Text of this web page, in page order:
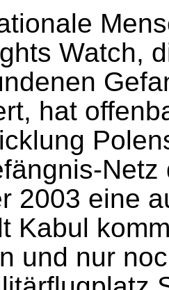
Watch,
hat
2003 eine
Kabul
und nur